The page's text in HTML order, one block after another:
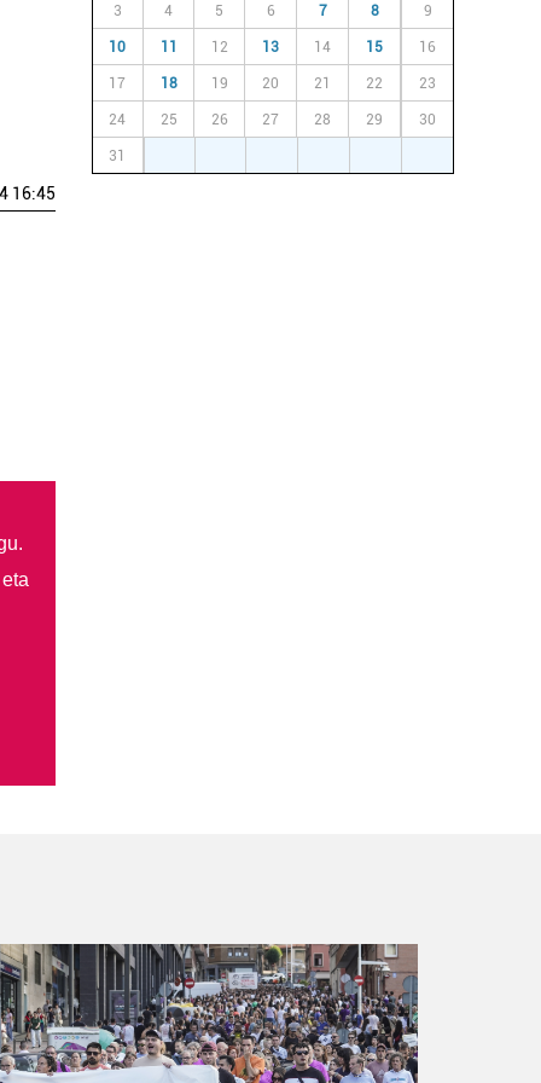
16:45
3 4 5 6 7 8 9
10 11 12 13 14 15 16
17 18 19 20 21 22 23
24 25 26 27 28 29 30
31